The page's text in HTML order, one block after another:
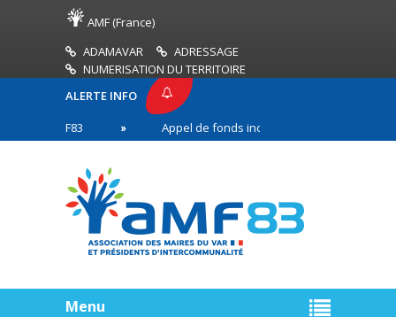
AMF (France)
ADAMAVAR
ADRESSAGE
NUMERISATION DU TERRITOIRE
ALERTE INFO
Appel de fonds incendies de forêt
première ligne
Menu